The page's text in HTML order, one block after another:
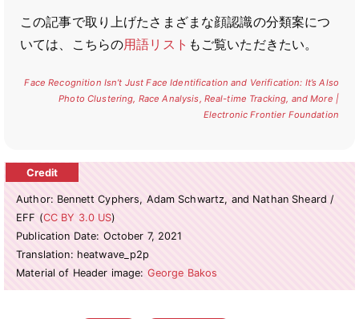
この記事で取り上げたさまざまな顔認識の分類案につ
いては、こちらの用語リスト もご覧いただきたい。
Face Recognition Isn’t Just Face Identification and Verification: It’s Also
Photo Clustering, Race Analysis, Real-time Tracking, and More |
Electronic Frontier Foundation
Author: Bennett Cyphers, Adam Schwartz, and Nathan Sheard /
EFF (CC BY 3.0 US)
Publication Date: October 7, 2021
Translation: heatwave_p2p
Material of Header image: George Bakos